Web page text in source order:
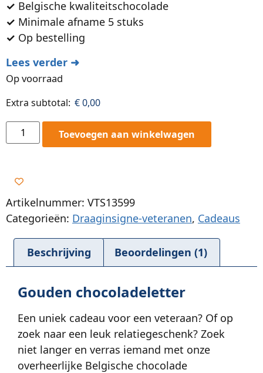
✓ Belgische kwaliteitschocolade
✓ Minimale afname 5 stuks
✓ Op bestelling
Lees verder ➜
Op voorraad
Extra subtotal: €0,00
Toevoegen aan winkelwagen
Artikelnummer: VTS13599
Categorieën: Draaginsigne-veteranen, Cadeaus
Beschrijving Beoordelingen (1)
Gouden chocoladeletter
Een uniek cadeau voor een veteraan? Of op
zoek naar een leuk relatiegeschenk? Zoek
niet langer en verras iemand met onze
overheerlijke Belgische chocolade